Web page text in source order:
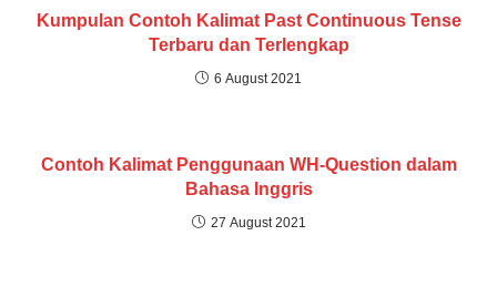
Kumpulan Contoh Kalimat Past Continuous Tense
Terbaru dan Terlengkap
6 August 2021
Contoh Kalimat Penggunaan WH-Question dalam
Bahasa Inggris
27 August 2021